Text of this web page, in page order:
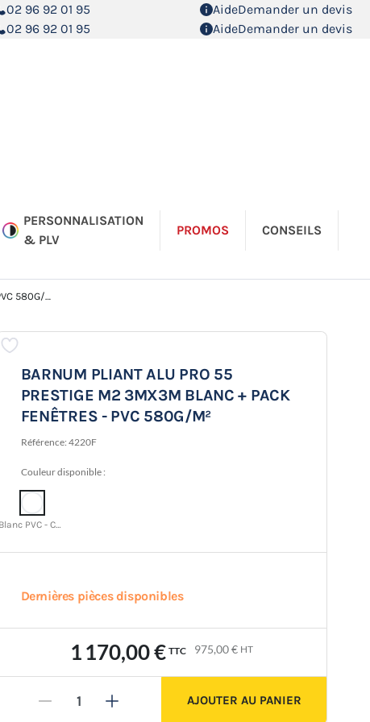
02 96 92 01 95 AideDemander un devis
02 96 92 01 95 AideDemander un devis
PERSONNALISATION
& PLV
PROMOS CONSEILS
580G/M²
BARNUM PLIANT ALU PRO 55
PRESTIGE M2 3MX3M BLANC + PACK
FENÊTRES - PVC 580G/M²
Référence: 4220F
Couleur disponible :
Blanc PVC - CMJN 0 0 0 0
Dernières pièces disponibles
1 170,00 € TTC 975,00 € HT
- + AJOUTER AU PANIER